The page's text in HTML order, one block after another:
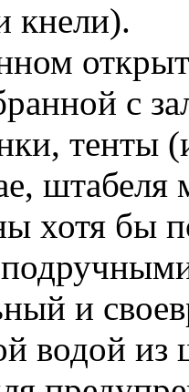
кнели).
с
тенты
штабеля
хотя бы
и
водой